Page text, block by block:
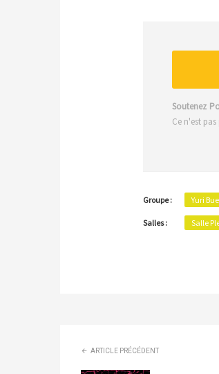
Soutenez
Ce n'est
Groupe : Yuri
Salles : Salle
ARTICLE PRÉCÉDENT